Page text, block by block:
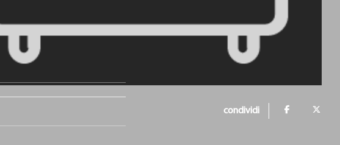
condividi